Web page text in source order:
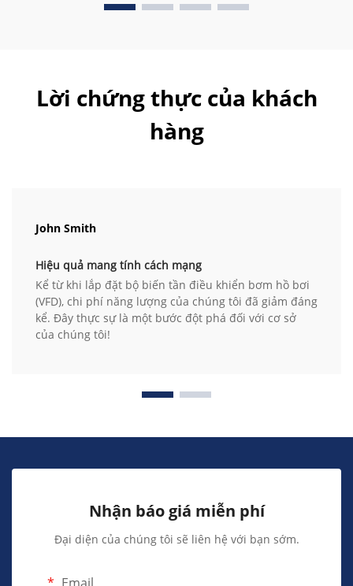
Lời chứng thực của khách
hàng
John Smith
Hiệu quả mang tính cách mạng
Kể từ khi lắp đặt bộ biến tần điều khiển bơm hồ bơi
(VFD), chi phí năng lượng của chúng tôi đã giảm đáng
kể. Đây thực sự là một bước đột phá đối với cơ sở
của chúng tôi!
Nhận báo giá miễn phí
Đại diện của chúng tôi sẽ liên hệ với bạn sớm.